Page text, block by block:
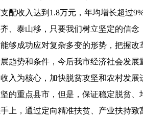
配收入达到1.8万元，年均增长超过
齐、泰山移，只要我们树立坚定的信
够成功应对复杂多变的形势， 把握改
趋势和条件，今后我市经济社会发
入为核心，加快脱贫攻坚和农村发展
的重点县市，但是，保证稳定脱贫
上，通过定向精准扶贫、产业扶持